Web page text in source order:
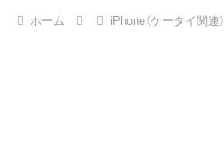
ホーム iPhone（ケータイ関連）